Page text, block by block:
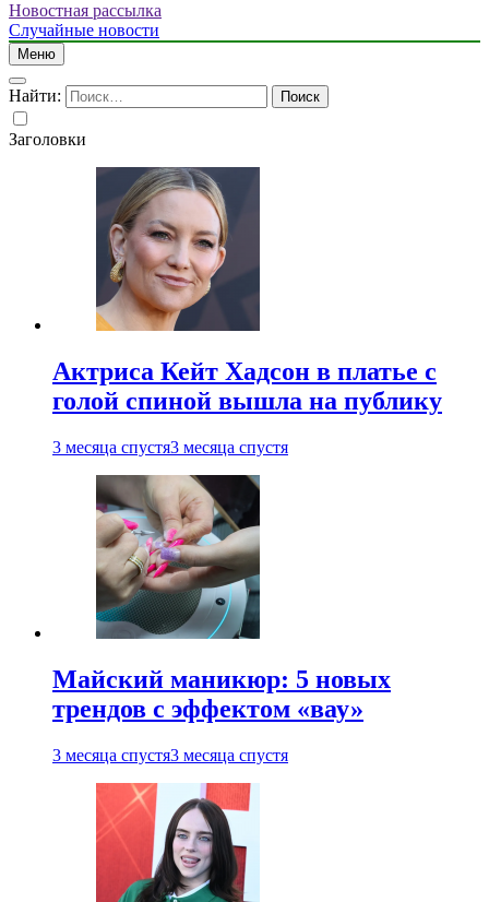
Новостная рассылка
Случайные новости
Меню
Найти:
Заголовки
Актриса Кейт Хадсон в платье с
голой спиной вышла на публику
3 месяца спустя3 месяца спустя
Майский маникюр: 5 новых
трендов с эффектом «вау»
3 месяца спустя3 месяца спустя